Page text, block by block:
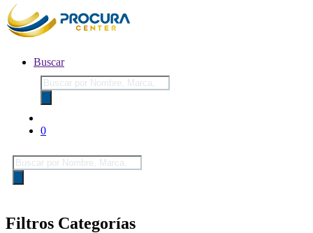
Buscar
Búsqueda
de
productos
0
Búsqueda
de
productos
Filtros Categorías